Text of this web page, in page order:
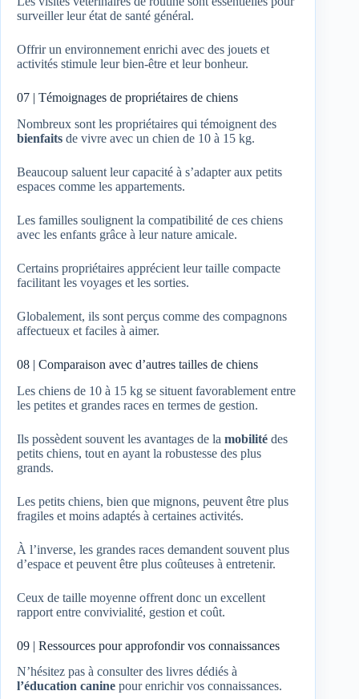
surveiller leur état de santé général.
Offrir un environnement enrichi avec des jouets et
activités stimule leur bien-être et leur bonheur.
07 | Témoignages de propriétaires de chiens
Nombreux sont les propriétaires qui témoignent des
bienfaits de vivre avec un chien de 10 à 15 kg.
Beaucoup saluent leur capacité à s’adapter aux petits
espaces comme les appartements.
Les familles soulignent la compatibilité de ces chiens
avec les enfants grâce à leur nature amicale.
Certains propriétaires apprécient leur taille compacte
facilitant les voyages et les sorties.
Globalement, ils sont perçus comme des compagnons
affectueux et faciles à aimer.
08 | Comparaison avec d’autres tailles de chiens
Les chiens de 10 à 15 kg se situent favorablement entre
les petites et grandes races en termes de gestion.
Ils possèdent souvent les avantages de la mobilité des
petits chiens, tout en ayant la robustesse des plus
grands.
Les petits chiens, bien que mignons, peuvent être plus
fragiles et moins adaptés à certaines activités.
À l’inverse, les grandes races demandent souvent plus
d’espace et peuvent être plus coûteuses à entretenir.
Ceux de taille moyenne offrent donc un excellent
rapport entre convivialité, gestion et coût.
09 | Ressources pour approfondir vos connaissances
N’hésitez pas à consulter des livres dédiés à
l’éducation canine pour enrichir vos connaissances.